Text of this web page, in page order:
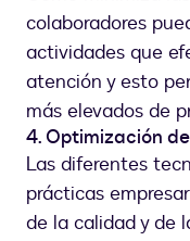
colaboradores
actividades que
atención y esto
más elevados de
4. Optimización
Las diferentes
prácticas
de la calidad y de